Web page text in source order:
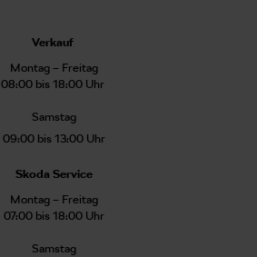
Verkauf
Montag – Freitag
08:00 bis 18:00 Uhr
Samstag
09:00 bis 13:00 Uhr
Skoda Service
Montag – Freitag
07:00 bis 18:00 Uhr
Samstag